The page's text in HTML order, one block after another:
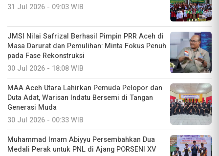
31 Jul 2026 - 09:03 WIB
JMSI Nilai Safrizal Berhasil Pimpin PRR Aceh di
Masa Darurat dan Pemulihan: Minta Fokus Penuh
pada Fase Rekonstruksi
30 Jul 2026 - 18:08 WIB
MAA Aceh Utara Lahirkan Pemuda Pelopor dan
Duta Adat, Warisan Indatu Bersemi di Tangan
Generasi Muda
30 Jul 2026 - 00:33 WIB
Muhammad Imam Abiyyu Persembahkan Dua
Medali Perak untuk PNL di Ajang PORSENI XV